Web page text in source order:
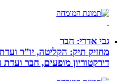
גבי אדרי: חבר
מחזיק תיק: הקליטה, יו”ר ועדת
דירקטוריון מופעים, חבר ועדת